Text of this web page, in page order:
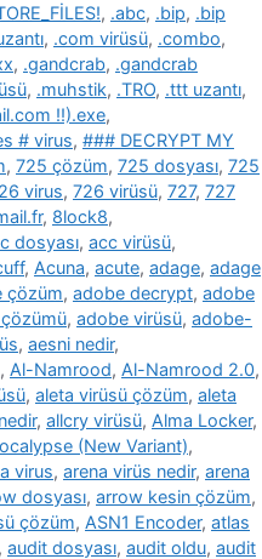
, .abc, .bip, .bip
, .com virüsü, .combo,
, .gandcrab, .gandcrab
, .muhstik, .TRO, .ttt uzantı,
!!).exe,
# virus, ### DECRYPT MY
, 725 çözüm, 725 dosyası, 725
virus, 726 virüsü, 727, 727
, 8lock8,
dosyası, acc virüsü,
, Acuna, acute, adage, adage
çözüm, adobe decrypt, adobe
, adobe virüsü, adobe-
, aesni nedir,
, Al-Namrood, Al-Namrood 2.0,
, aleta virüsü çözüm, aleta
, allcry virüsü, Alma Locker,
(New Variant),
virus, arena virüs nedir, arena
dosyası, arrow kesin çözüm,
çözüm, ASN1 Encoder, atlas
, audit dosyası, audit oldu, audit